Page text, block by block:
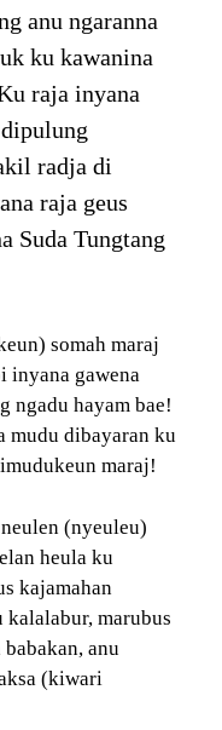
anu ngaranna
ku kawanina
raja inyana
radja di
raja geus
Suda Tungtang
somah maraj
inyana gawena
ngadu hayam bae!
mudu dibayaran ku
maraj!
(nyeuleu)
heula ku
kajamahan
marubus
anu
(kiwari